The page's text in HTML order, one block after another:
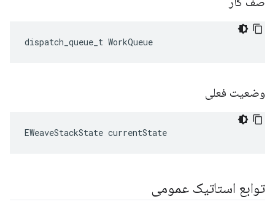
dispatch_queue_t WorkQueue
وضعیت فعلی
EWeaveStackState currentState
توابع استاتیک عمومی